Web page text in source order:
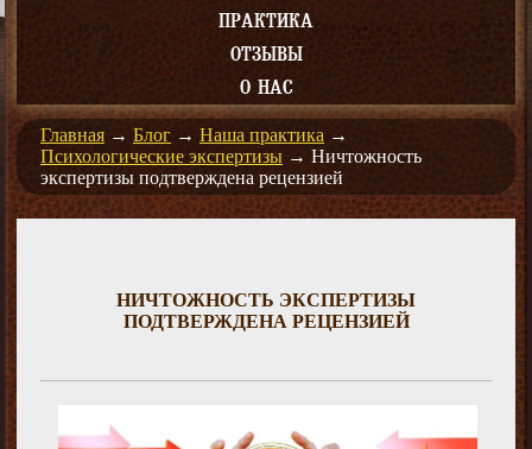
ПРАКТИКА
ОТЗЫВЫ
О НАС
Главная → Блог → Наша практика →
Психологические экспертизы → Ничтожность
экспертизы подтверждена рецензией
НИЧТОЖНОСТЬ ЭКСПЕРТИЗЫ
ПОДТВЕРЖДЕНА РЕЦЕНЗИЕЙ